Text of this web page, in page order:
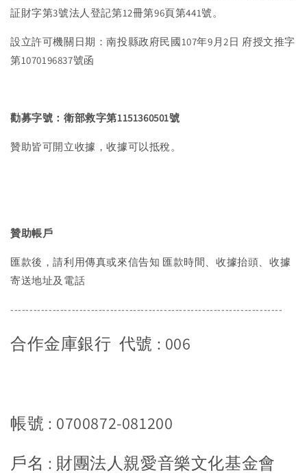
証財字第3號法人登記第12冊第96頁第441號。
設立許可機關日期：南投縣政府民國107年9月2日 府授文推字
第1070196837號函
勸募字號：衛部救字第1151360501號
贊助皆可開立收據，收據可以抵稅。
贊助帳戶
匯款後，請利用傳真或來信告知 匯款時間、收據抬頭、收據
寄送地址及電話
-----------------------------------------------------------------------
合作金庫銀行 代號 : 006
帳號 : 0700872-081200
戶名 : 財團法人親愛音樂文化基金會